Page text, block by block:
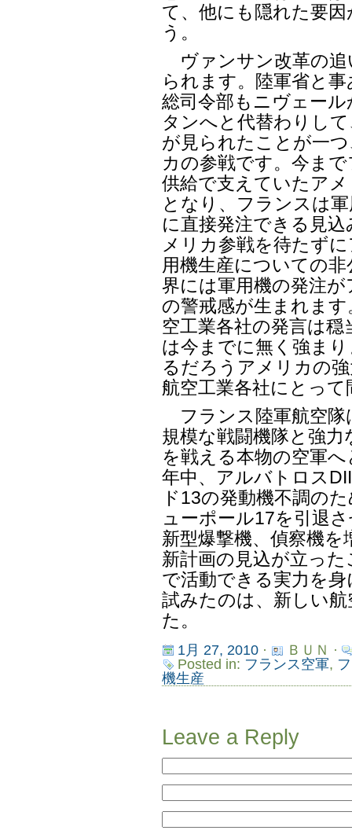
て、他にも隠れた要
う。
ヴァンサン改革の追
られます。陸軍省と
総司令部もニヴェー
タンへと代替わりし
が見られたことが一
カの参戦です。今ま
供給で支えていたア
となり、フランスは
に直接発注できる見
メリカ参戦を待たず
用機生産についての
界には軍用機の発注
の警戒感が生まれま
空工業各社の発言は
は今までに無く強ま
るだろうアメリカの
航空工業各社にとっ
フランス陸軍航空隊
規模な戦闘機隊と強
を戦える本物の空軍
年中、アルバトロス
ド13の発動機不調の
ューポール17を引退
新型爆撃機、偵察機
新計画の見込が立っ
で活動できる実力を
試みたのは、新しい
た。
1月 27, 2010·
ＢＵＮ ·
Posted in: フランス空軍,
機生産
Leave a Reply